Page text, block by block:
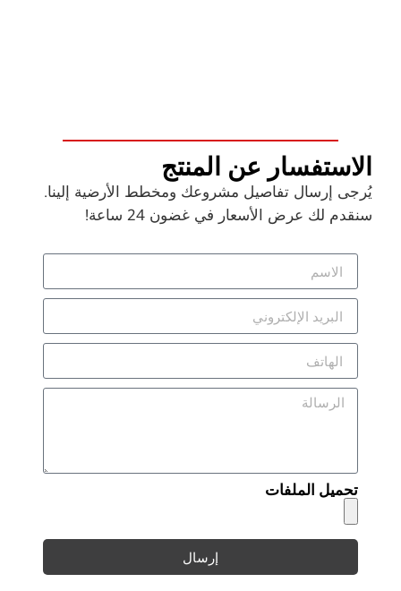
الاستفسار عن المنتج
يُرجى إرسال تفاصيل مشروعك ومخطط الأرضية إلينا.
سنقدم لك عرض الأسعار في غضون 24 ساعة!
تحميل الملفات
إرسال